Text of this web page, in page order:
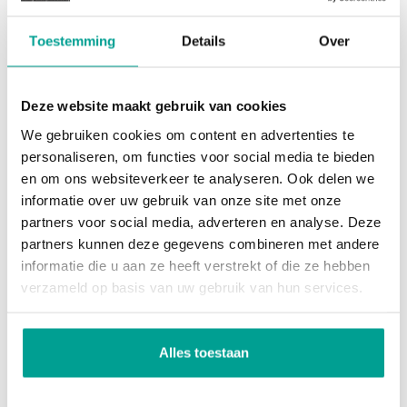
Toestemming Details Over
Deze website maakt gebruik van cookies
We gebruiken cookies om content en advertenties te
personaliseren, om functies voor social media te bieden
en om ons websiteverkeer te analyseren. Ook delen we
informatie over uw gebruik van onze site met onze
partners voor social media, adverteren en analyse. Deze
partners kunnen deze gegevens combineren met andere
informatie die u aan ze heeft verstrekt of die ze hebben
verzameld op basis van uw gebruik van hun services.
Alles toestaan
twee wastafels, een inloopdouche en zelfs een
sauna.
3e verdieping:
Op de derde verdieping bevindt zich een derde
slaapkamer, uitgerust met airconditioning en een
tweede badkamer met een inloopdouche, toilet en
tot een inbouwkast met wasmachineaansluiting,
en via een schuifpui bereikt u het royale dakterras.
Net als de andere verdiepingen is ook deze
Overig
Onderhoud buiten Goed tot uitstekend
Huidig gebruik Woonruimte
Huidige bestemming Woonruimte
Voorzieningen
Voorzieningen
Mechanische ventilatie, Airconditioning,
Kadastrale gegevens